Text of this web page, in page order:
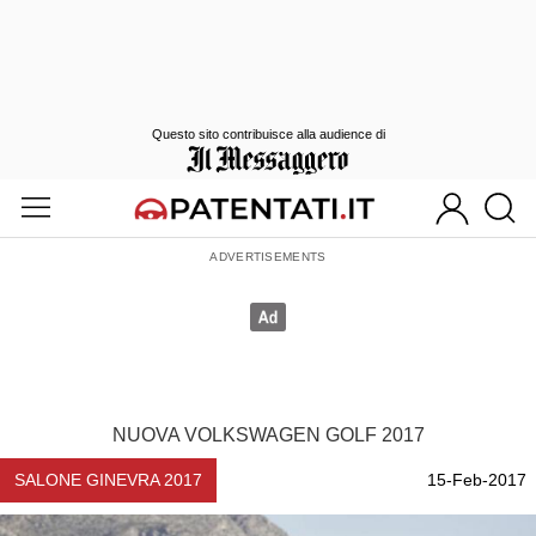
NUOVA VOLKSWAGEN GOLF 2017
SALONE GINEVRA 2017 15-Feb-2017
Questo sito contribuisce alla audience di